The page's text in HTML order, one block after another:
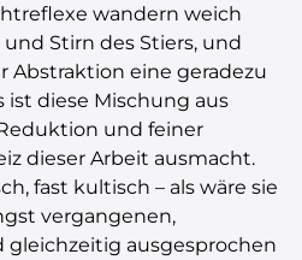
wandern weich
Stirn des Stiers, und
Abstraktion eine geradezu
ist diese Mischung aus
und feiner
dieser Arbeit ausmacht.
fast kultisch – als wäre sie
vergangenen,
gleichzeitig ausgesprochen